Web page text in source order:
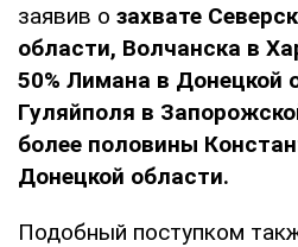
заявив о захвате
области, Волчанска в
50% Лимана в Донецкой
Гуляйполя в
более половины
Донецкой области.
Подобный поступком